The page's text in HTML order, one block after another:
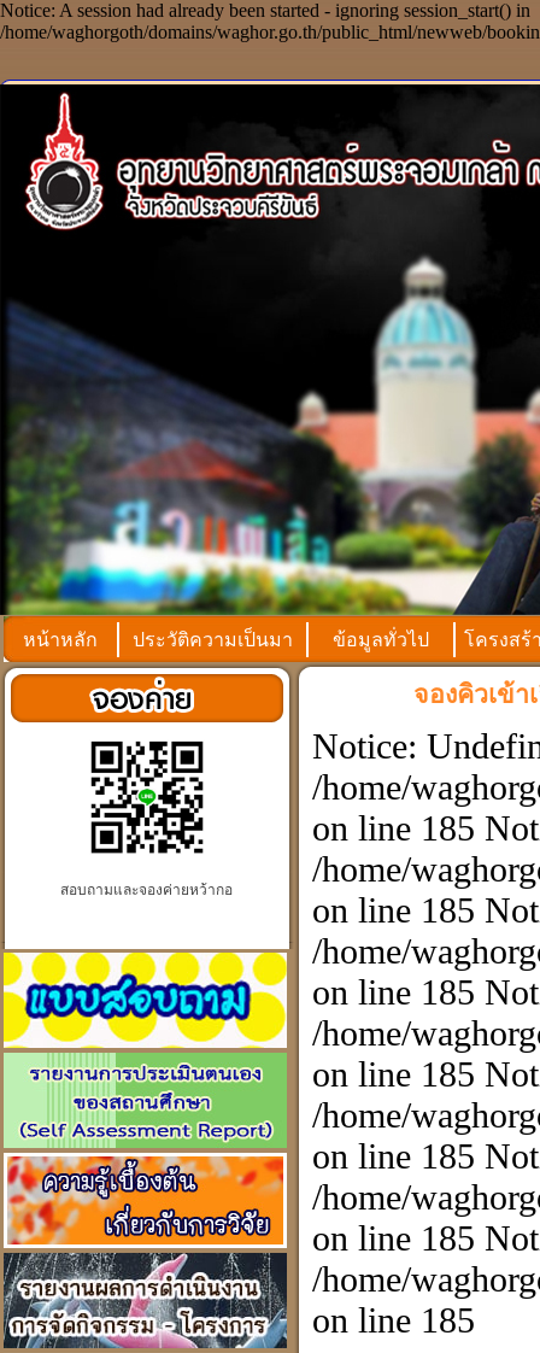
Notice: A session had already been started - ignoring session_start() in
/home/waghorgoth/domains/waghor.go.th/public_html/newweb/
หน้าหลัก ประวัติความเป็นมา ข้อมูลทั่วไป โครงสร้
สอบถามและจองค่ายหว้ากอ
จองคิวเข้
Notice:
/home/
on line 185
/home/
on line 185
/home/
on line 185
/home/
on line 185
/home/
on line 185
/home/
on line 185
/home/
on line 185